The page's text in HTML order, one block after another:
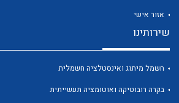
אזור אישי
שירותינו
חשמל מיתוג ואינסטלציה חשמלית
בקרה רובוטיקה ואוטומציה תעשייתית